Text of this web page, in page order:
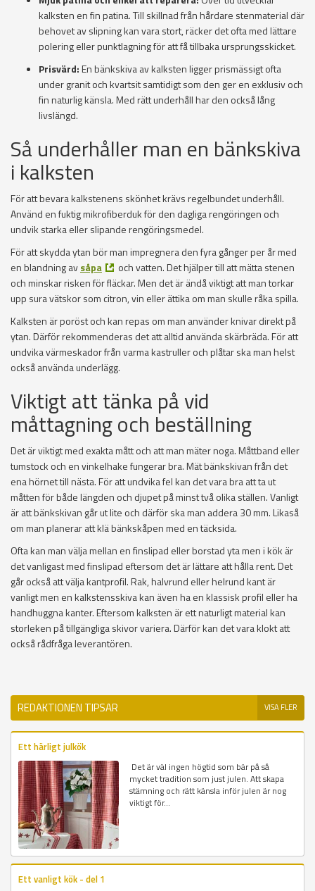
kalksten en fin patina. Till skillnad från hårdare stenmaterial där
behovet av slipning kan vara stort, räcker det ofta med lättare
polering eller punktlagning för att få tillbaka ursprungsskicket.
Prisvärd:En bänkskiva av kalksten ligger prismässigt ofta
under granit och kvartsit samtidigt som den ger en exklusiv och
fin naturlig känsla. Med rätt underhåll har den också lång
livslängd.
Så underhåller man en bänkskiva
i kalksten
För att bevara kalkstenens skönhet krävs regelbundet underhåll.
Använd en fuktig mikrofiberduk för den dagliga rengöringen och
undvik starka eller slipande rengöringsmedel.
För att skydda ytan bör man impregnera den fyra gånger per år med
en blandning avsåpa
och vatten. Det hjälper till att mätta stenen
och minskar risken för fläckar. Men det är ändå viktigt att man torkar
upp sura vätskor som citron, vin eller ättika om man skulle råka spilla.
Kalksten är poröst och kan repas om man använder knivar direkt på
ytan. Därför rekommenderas det att alltid använda skärbräda. För att
undvika värmeskador från varma kastruller och plåtar ska man helst
också använda underlägg.
Viktigt att tänka på vid
måttagning och beställning
Det är viktigt med exakta mått och att man mäter noga. Måttband eller
tumstock och en vinkelhake fungerar bra. Mät bänkskivan från det
ena hörnet till nästa. För att undvika fel kan det vara bra att ta ut
måtten för både längden och djupet på minst två olika ställen. Vanligt
är att bänkskivan går ut lite och därför ska man addera 30 mm. Likaså
om man planerar att klä bänkskåpen med en täcksida.
Ofta kan man välja mellan en finslipad eller borstad yta men i kök är
det vanligast med finslipad eftersom det är lättare att hålla rent. Det
går också att välja kantprofil. Rak, halvrund eller helrund kant är
vanligt men en kalkstensskiva kan även ha en klassisk profil eller ha
handhuggna kanter. Eftersom kalksten är ett naturligt material kan
storleken på tillgängliga skivor variera. Därför kan det vara klokt att
också rådfråga leverantören.
REDAKTIONEN TIPSAR VISA FLER
Ett härligt julkök
Det är väl ingen högtid som bär på så
mycket tradition som just julen. Att skapa
stämning och rätt känsla inför julen är nog
viktigt för...
Ett vanligt kök - del 1